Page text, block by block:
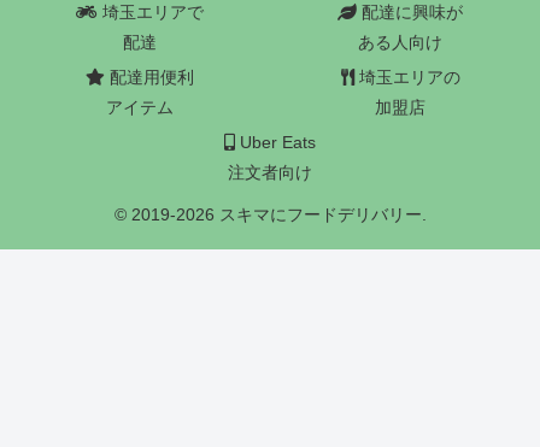
埼玉エリアで
配達
配達に興味が
ある人向け
配達用便利
アイテム
埼玉エリアの
加盟店
Uber Eats
注文者向け
© 2019-2026 スキマにフードデリバリー.